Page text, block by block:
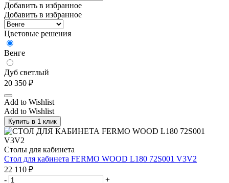
Добавить в избранное
Добавить в избранное
Цветовые решения
Венге
Дуб светлый
20 350 ₽
Add to Wishlist
Add to Wishlist
Купить в 1 клик
Столы для кабинета
Стол для кабинета FERMO WOOD L180 72S001 V3V2
22 110 ₽
-
+